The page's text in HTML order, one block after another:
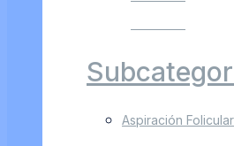
Aspiración Folicular